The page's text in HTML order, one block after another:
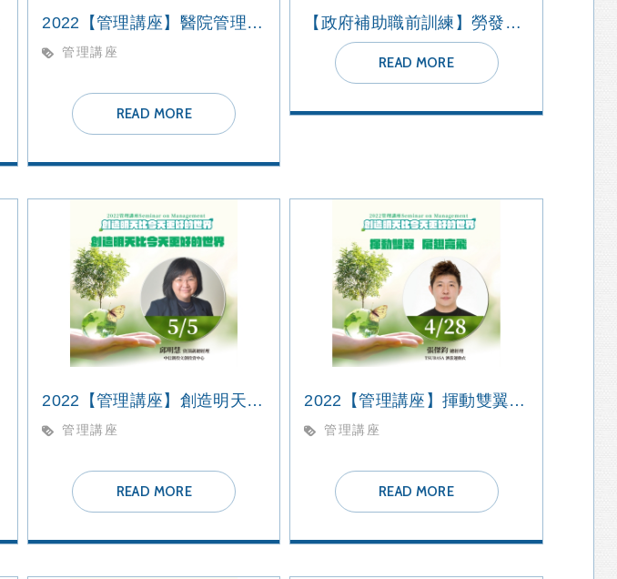
2022【管理講座】醫院管理的成功祕訣
管理講座
READ MORE
【政府補助職前訓練】勞發署中彰投分署委辦職前訓練-智慧控制技術人才培訓班
READ MORE
2022【管理講座】創造明天比今天更好的世界
管理講座
READ MORE
2022【管理講座】揮動雙翼 展翅高飛
管理講座
READ MORE